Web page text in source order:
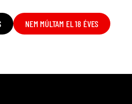
NEM MÚLTAM EL 18 ÉVES